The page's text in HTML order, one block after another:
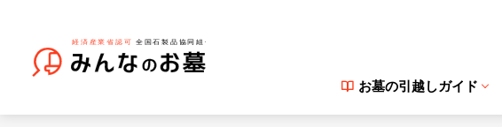
お墓の引越しガイド